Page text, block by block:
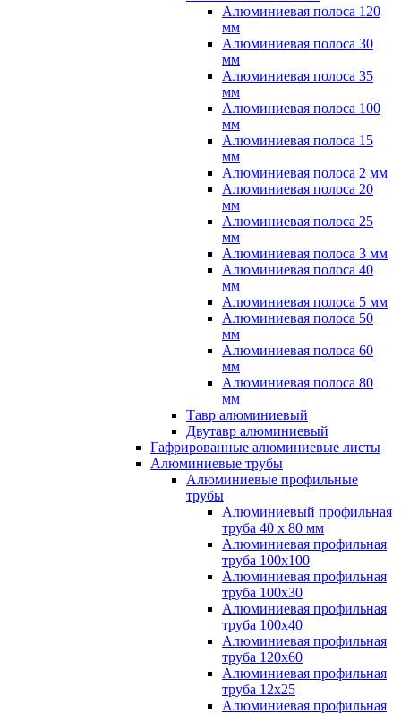
Алюминиевая полоса 120
мм
Алюминиевая полоса 30
мм
Алюминиевая полоса 35
мм
Алюминиевая полоса 100
мм
Алюминиевая полоса 15
мм
Алюминиевая полоса 2 мм
Алюминиевая полоса 20
мм
Алюминиевая полоса 25
мм
Алюминиевая полоса 3 мм
Алюминиевая полоса 40
мм
Алюминиевая полоса 5 мм
Алюминиевая полоса 50
мм
Алюминиевая полоса 60
мм
Алюминиевая полоса 80
мм
Тавр алюминиевый
Двутавр алюминиевый
Гафрированные алюминиевые листы
Алюминиевые трубы
Алюминиевые профильные
трубы
Алюминиевый профильная
труба 40 х 80 мм
Алюминиевая профильная
труба 100х100
Алюминиевая профильная
труба 100х30
Алюминиевая профильная
труба 100х40
Алюминиевая профильная
труба 120х60
Алюминиевая профильная
труба 12x25
Алюминиевая профильная